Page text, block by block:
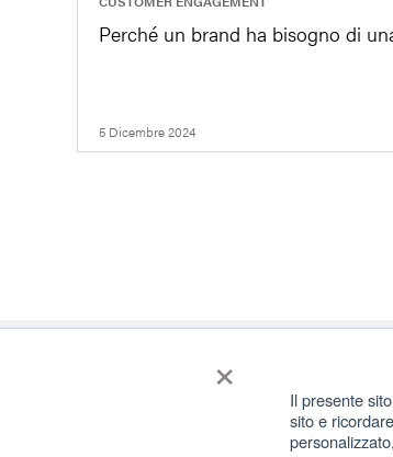
×
Il presente
sito e
Perché un brand ha bisogno di
5 Dicembre 2024
Kiosk © , tutti i diritti riservati.
Termini per l’uso